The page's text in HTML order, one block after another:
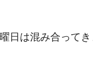
日は混み合って